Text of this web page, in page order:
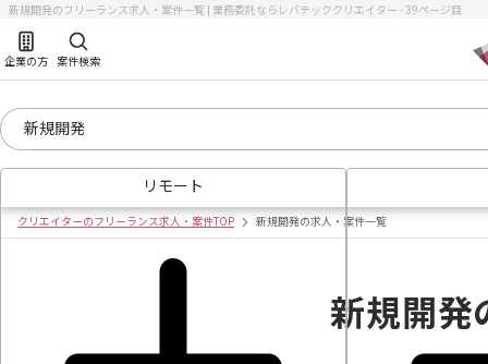
新規開発のフリーランス求人・案件一覧 | 業務委託ならレバテッククリエイター - 39ページ目
企業の方 案件検索
リモート
クリエイターのフリーランス求人・案件TOP 新規開発の求人・案件一覧
新規開発